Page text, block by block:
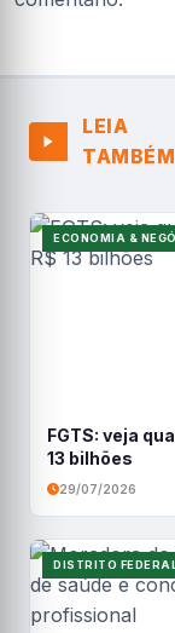
LEIA
TAMBÉM
ECONOMIA &
FGTS: veja
13 bilhões
29/07/2026
DISTRITO